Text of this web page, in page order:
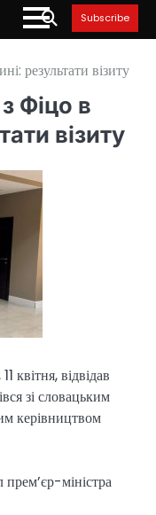
Subscribe
результати візиту
Фіцо в
візиту
квітня, відвідав
зі словацьким
керівництвом
міністра